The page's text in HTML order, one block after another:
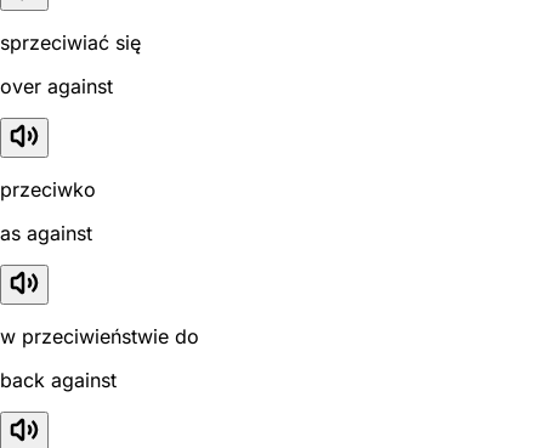
sprzeciwiać się
over against
przeciwko
as against
w przeciwieństwie do
back against